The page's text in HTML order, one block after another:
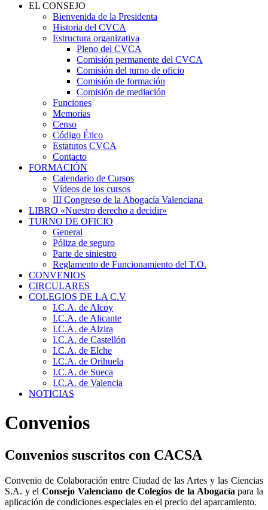
EL CONSEJO
Bienvenida de la Presidenta
Historia del CVCA
Estructura organizativa
Pleno del CVCA
Comisión permanente del CVCA
Comisión del turno de oficio
Comisión de formación
Comisión de mediación
Funciones
Memorias
Censo
Código Ético
Estatutos CVCA
Contacto
FORMACIÓN
Calendario de Cursos
Vídeos de los cursos
III Congreso de la Abogacía Valenciana
LIBRO «Nuestro derecho a decidir»
TURNO DE OFICIO
General
Póliza de seguro
Parte de siniestro
Reglamento de Funcionamiento del T.O.
CONVENIOS
CIRCULARES
COLEGIOS DE LA C.V
I.C.A. de Alcoy
I.C.A. de Alicante
I.C.A. de Alzira
I.C.A. de Castellón
I.C.A. de Elche
I.C.A. de Orihuela
I.C.A. de Sueca
I.C.A. de Valencia
NOTICIAS
Convenios
Convenios suscritos con CACSA
Convenio de Colaboración entre Ciudad de las Artes y las Ciencias
S.A. y elConsejo Valenciano de Colegios de la Abogacía para la
aplicación de condiciones especiales en el precio del aparcamiento.